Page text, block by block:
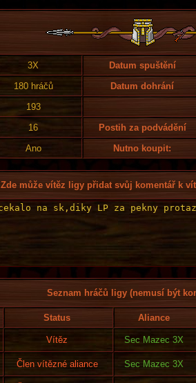
3X Datum spuštění
180 hráčů Datum dohrání
193
16 Postih za podvádění
Ano Nutno koupit:
Zde může vítěz ligy přidat svůj komentář k
Seznam hráčů ligy (nemusí být
Status Aliance
Vítěz Sec Mazec 3X
Člen vítězné aliance Sec Mazec 3X